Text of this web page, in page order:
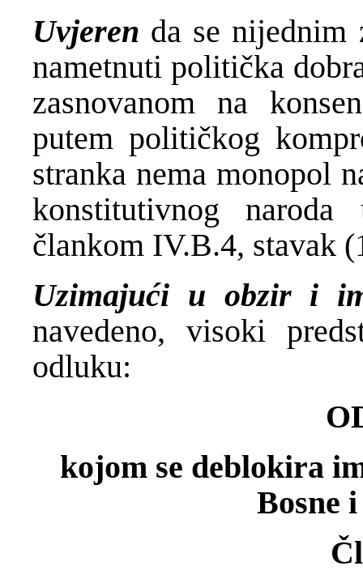
Uvjeren da se nijednim
nametnuti politička
zasnovanom na
putem političkog
stranka nema monopol
konstitutivnog
člankom IV.B.4, stavak
Uzimajući u obzir i
navedeno, visoki
odluku:
kojom se deblokira
Bosne